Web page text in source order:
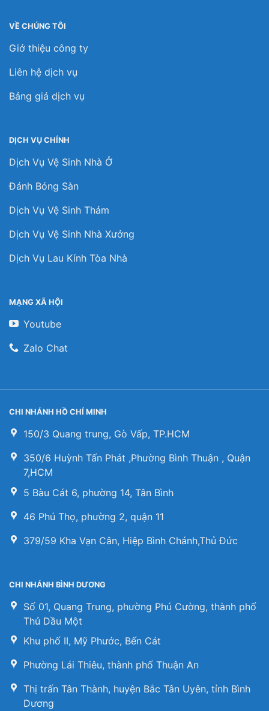
VỀ CHÚNG TÔI
Giớ thiệu công ty
Liên hệ dịch vụ
Bảng giá dịch vụ
DỊCH VỤ CHÍNH
Dịch Vụ Vệ Sinh Nhà Ở
Đánh Bóng Sàn
Dịch Vụ Vệ Sinh Thảm
Dịch Vụ Vệ Sinh Nhà Xưởng
Dịch Vụ Lau Kính Tòa Nhà
MẠNG XÃ HỘI
Youtube
Zalo Chat
CHI NHÁNH HỒ CHÍ MINH
150/3 Quang trung, Gò Vấp, TP.HCM
350/6 Huỳnh Tấn Phát ,Phường Bình Thuận , Quận
7,HCM
5 Bàu Cát 6, phường 14, Tân Bình
46 Phú Thọ, phường 2, quận 11
379/59 Kha Vạn Cân, Hiệp Bình Chánh,Thủ Đức
CHI NHÁNH BÌNH DƯƠNG
Số 01, Quang Trung, phường Phú Cường, thành phố
Thủ Dầu Một
Khu phố II, Mỹ Phước, Bến Cát
Phường Lái Thiêu, thành phố Thuận An
Thị trấn Tân Thành, huyện Bắc Tân Uyên, tỉnh Bình
Dương